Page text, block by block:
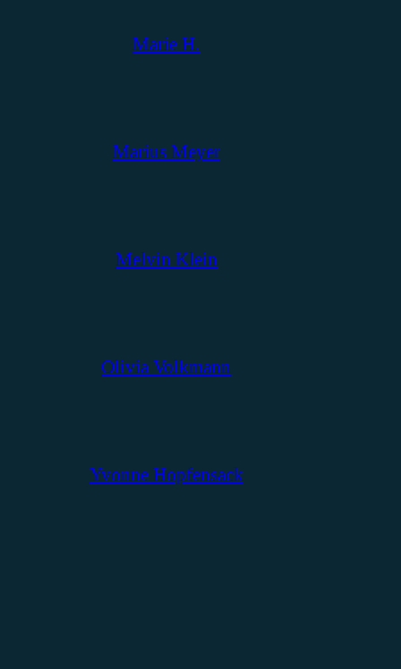
Marie H.
Marius Meyer
Melvin Klein
Olivia Volkmann
Yvonne Hopfensack